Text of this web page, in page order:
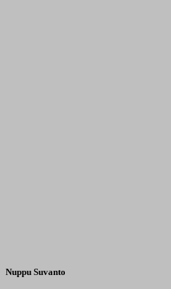
Nuppu Suvanto